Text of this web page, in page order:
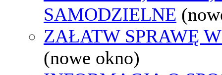
SAMODZIELNE
ZAŁATW SPRAWĘ
(nowe okno)